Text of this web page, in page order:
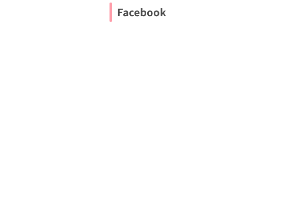
Facebook